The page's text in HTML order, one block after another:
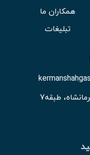
همکاران ما
تبلیغات
طبقه7